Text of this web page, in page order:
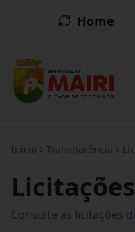
Home
Início Transparência
Licitações
Consulte as licitações